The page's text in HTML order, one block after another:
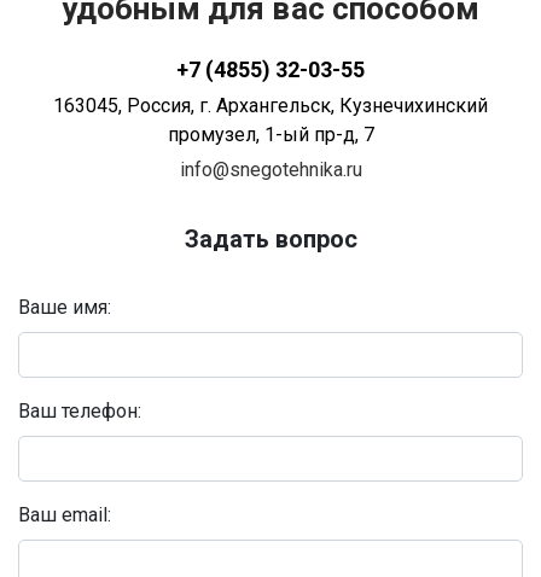
удобным для вас способом
+7 (4855) 32-03-55
163045, Россия, г. Архангельск, Кузнечихинский
промузел, 1-ый пр-д, 7
info@snegotehnika.ru
Задать вопрос
Ваше имя:
Ваш телефон:
Ваш email: